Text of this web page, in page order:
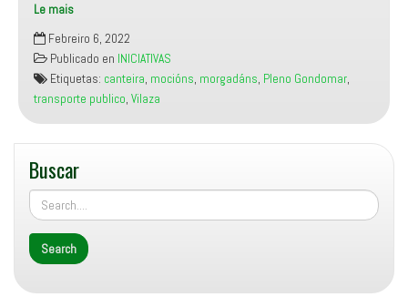
Le mais
As
mocións
de
Manifesto
Miñor
sobre
a
canteiro
de
Penide
as
paradas
Febreiro 6, 2022
Publicado en INICIATIVAS
Etiquetas: canteira, mocións, morgadáns, Pleno Gondomar,
transporte publico, Vilaza
Buscar